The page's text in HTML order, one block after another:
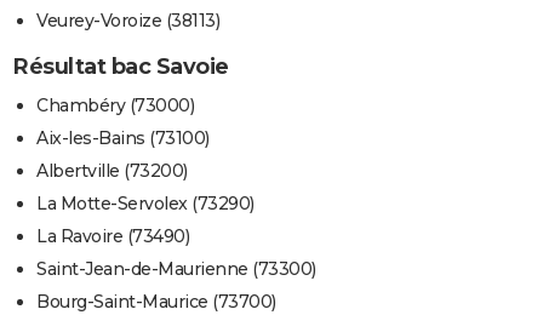
Veurey-Voroize (38113)
Résultat bac Savoie
Chambéry (73000)
Aix-les-Bains (73100)
Albertville (73200)
La Motte-Servolex (73290)
La Ravoire (73490)
Saint-Jean-de-Maurienne (73300)
Bourg-Saint-Maurice (73700)